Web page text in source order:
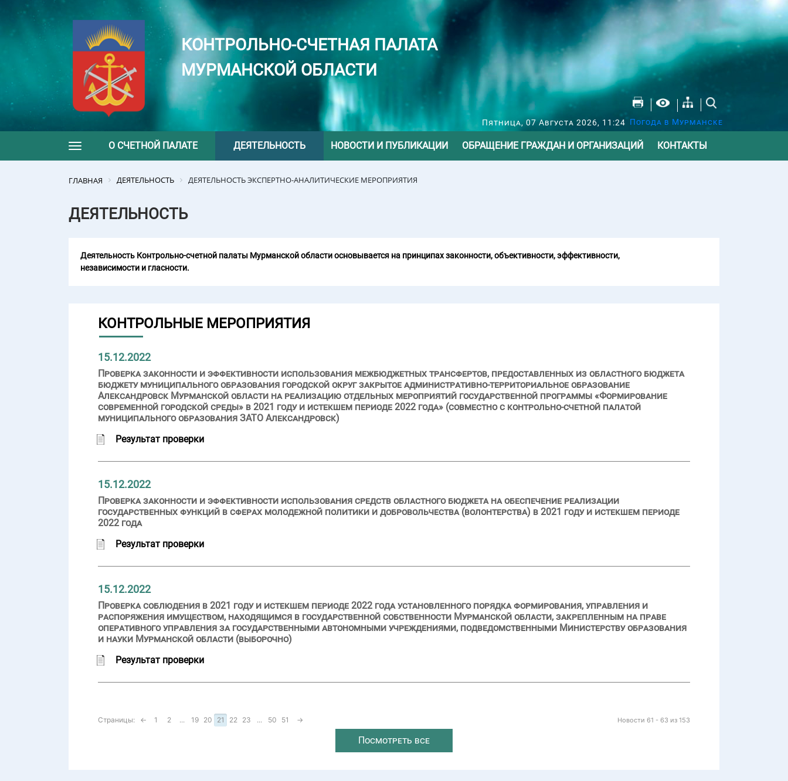
КОНТРОЛЬНО-СЧЕТНАЯ ПАЛАТА
МУРМАНСКОЙ ОБЛАСТИ
Пятница, 07 Августа 2026, 11:24 Погода в Мурманске
Toggle navigation
О СЧЕТНОЙ ПАЛАТЕ ДЕЯТЕЛЬНОСТЬ НОВОСТИ И ПУБЛИКАЦИИ ОБРАЩЕНИЕ ГРАЖДАН И ОРГАНИЗАЦИЙ КОНТАКТЫ
ГЛАВНАЯ ДЕЯТЕЛЬНОСТЬ ДЕЯТЕЛЬНОСТЬ ЭКСПЕРТНО-АНАЛИТИЧЕСКИЕ МЕРОПРИЯТИЯ
ДЕЯТЕЛЬНОСТЬ
Деятельность Контрольно-счетной палаты Мурманской области основывается на принципах законности, объективности, эффективности,
независимости и гласности.
КОНТРОЛЬНЫЕ МЕРОПРИЯТИЯ
15.12.2022
Проверка законности и эффективности использования межбюджетных трансфертов, предоставленных из областного бюджета
бюджету муниципального образования городской округ закрытое административно-территориальное образование
Александровск Мурманской области на реализацию отдельных мероприятий государственной программы «Формирование
современной городской среды» в 2021 году и истекшем периоде 2022 года» (совместно с контрольно-счетной палатой
муниципального образования ЗАТО Александровск)
Результат проверки
15.12.2022
Проверка законности и эффективности использования средств областного бюджета на обеспечение реализации
государственных функций в сферах молодежной политики и добровольчества (волонтерства) в 2021 году и истекшем периоде
2022 года
Результат проверки
15.12.2022
Проверка соблюдения в 2021 году и истекшем периоде 2022 года установленного порядка формирования, управления и
распоряжения имуществом, находящимся в государственной собственности Мурманской области, закрепленным на праве
оперативного управления за государственными автономными учреждениями, подведомственными Министерству образования
и науки Мурманской области (выборочно)
Результат проверки
Новости 61 - 63 из 153
Страницы: ← 1 2 ... 19 20 21 22 23 ... 50 51 →
Посмотреть все